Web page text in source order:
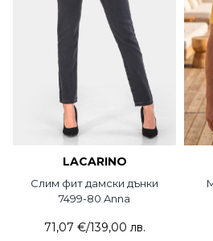
LACARINO
Слим фит дамски дънки
7499-80 Anna
71,07 €/139,00 лв.